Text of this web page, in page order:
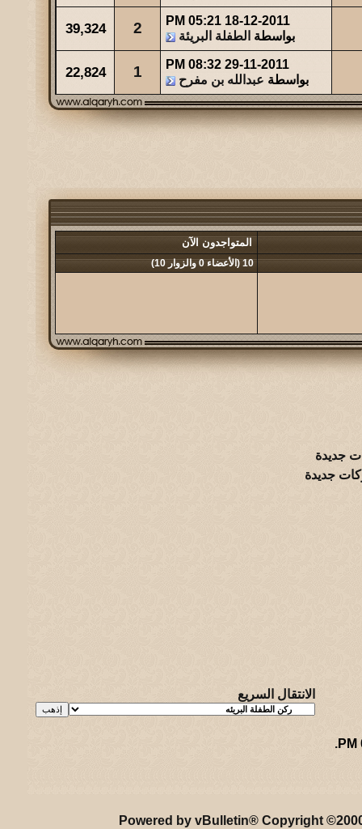
18-12-2011
05:21 PM
بواسطة الطفلة البريئة 2
39,324
29-11-2011
08:32 PM
بواسطة عبدالله بن مفرح 1
22,824
المتواجدون الآن
10 (الأعضاء 0 والزوار 10)
جديدة
جديدة
الانتقال السريع
.
Powered by vBulletin® Copyright